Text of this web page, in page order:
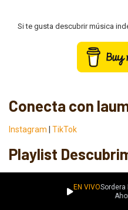
Si te gusta descubrir música
Conecta con
Instagram TikTok
Playlist
en tu biblioteca o agregándola
EN VIVOSordera
Ahora